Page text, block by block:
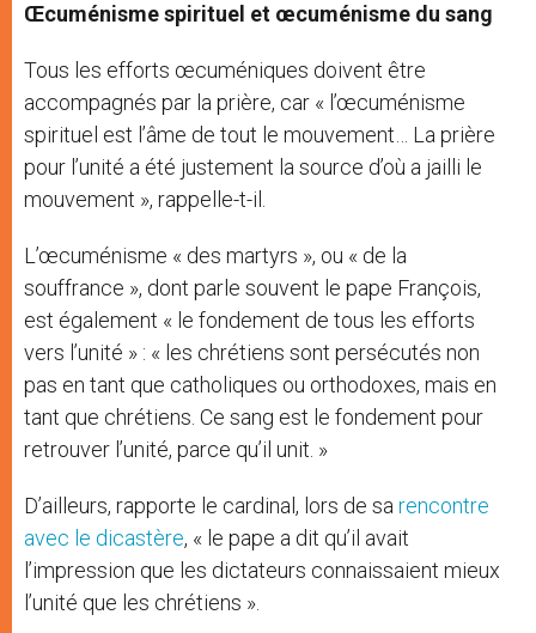
Œcuménisme spirituel et œcuménisme du sang
Tous les efforts œcuméniques doivent être
accompagnés par la prière, car « l’œcuménisme
spirituel est l’âme de tout le mouvement… La prière
pour l’unité a été justement la source d’où a jailli le
mouvement », rappelle-t-il.
L’œcuménisme « des martyrs », ou « de la
souffrance », dont parle souvent le pape François,
est également « le fondement de tous les efforts
vers l’unité » : « les chrétiens sont persécutés non
pas en tant que catholiques ou orthodoxes, mais en
tant que chrétiens. Ce sang est le fondement pour
retrouver l’unité, parce qu’il unit. »
D’ailleurs, rapporte le cardinal, lors de sa rencontre
avec le dicastère, « le pape a dit qu’il avait
l’impression que les dictateurs connaissaient mieux
l’unité que les chrétiens ».